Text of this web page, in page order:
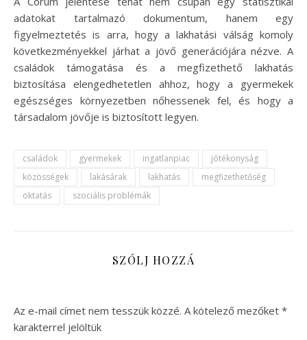
adatokat tartalmazó dokumentum, hanem egy
figyelmeztetés is arra, hogy a lakhatási válság komoly
következményekkel járhat a jövő generációjára nézve. A
családok támogatása és a megfizethető lakhatás
biztosítása elengedhetetlen ahhoz, hogy a gyermekek
egészséges környezetben nőhessenek fel, és hogy a
társadalom jövője is biztosított legyen.
családok gyermekek ingatlanpiac
jótékonyság
közösségek
lakásárak lakhatás
megfizethetőség
oktatás
szociális problémák
SZÓLJ HOZZÁ
Az e-mail címet nem tesszük közzé. A kötelező mezőket *
karakterrel jelöltük